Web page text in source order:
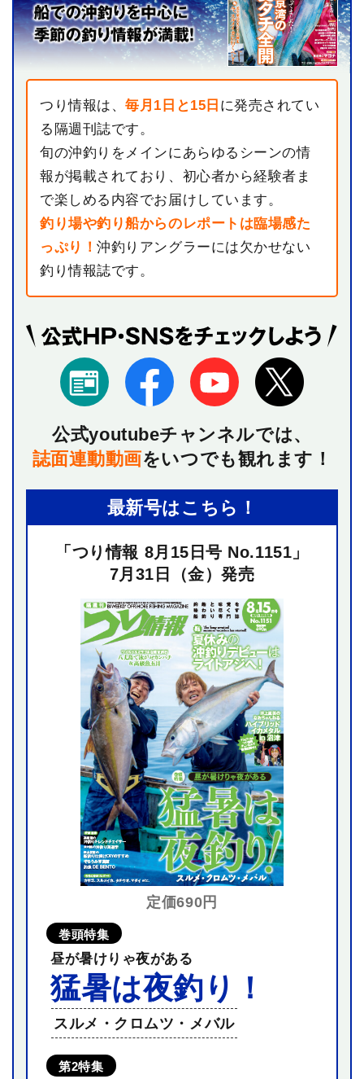
つり情報は、毎月1日と15日 に発売されてい
る隔週刊誌です。
旬の沖釣りをメインにあらゆるシーンの情
報が掲載されており、初心者から経験者ま
で楽しめる内容でお届けしています。
釣り場や釣り船からのレポートは臨場感た
っぷり！沖釣りアングラーには欠かせない
釣り情報誌です。
公式youtubeチャンネルでは、
誌面連動動画をいつでも観れます！
最新号はこちら！
「つり情報 8月15日号 No.1151」
7月31日（金）発売
定価690円
巻頭特集
昼が暑けりゃ夜がある
猛暑は夜釣り！
スルメ・クロムツ・メバル
第2特集